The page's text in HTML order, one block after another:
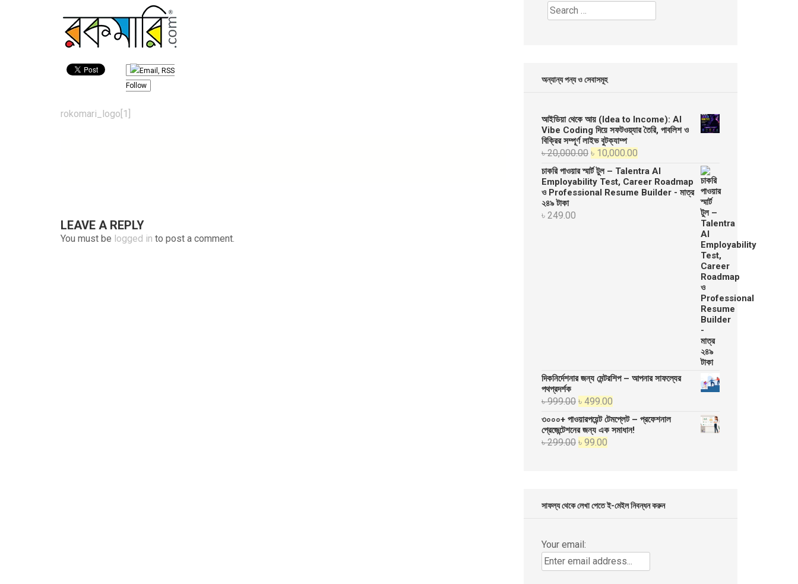
Follow
Post
rokomari_logo[1]
LEAVE A REPLY
You must be logged in to post a comment.
Search
for:
অন্যান্য পন্য ও সেবাসমূহ
আইডিয়া থেকে আয় (Idea to Income): AI
Vibe Coding দিয়ে সফটওয়্যার তৈরি, পাবলিশ ও
বিক্রির সম্পূর্ণ লাইভ বুটক্যাম্প
৳20,000.00 Original
price
was:
৳ 20,000.00.
৳ 10,000.00
price
is:
৳ 10,000.00.
চাকরি পাওয়ার স্মার্ট টুল – Talentra AI
Employability Test, Career Roadmap
ও Professional Resume Builder - মাত্র
২৪৯ টাকা
৳249.00
দিকনির্দেশনার জন্য মেন্টরশিপ – আপনার সাফল্যের
পথপ্রদর্শক
৳999.00 Original
price
was:
৳ 999.00.
৳499.00
price
is:
৩০০০+ পাওয়ারপয়েন্ট টেমপ্লেট – প্রফেশনাল
প্রেজেন্টেশনের জন্য এক সমাধান!
৳299.00 Original
৳99.00
সাফল্য থেকে লেখা পেতে ই-মেইল নিবন্ধন করুন
Your email: